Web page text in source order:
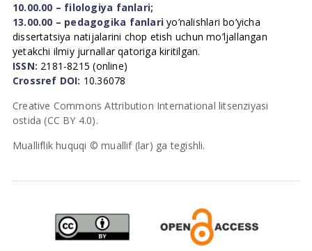
10.00.00 – filologiya fanlari;
13.00.00 – pedagogika fanlari yo’nalishlari bo’yicha
dissertatsiya natijalarini chop etish uchun mo’ljallangan
yetakchi ilmiy jurnallar qatoriga kiritilgan.
ISSN: 2181-8215 (online)
Crossref DOI: 10.36078
Creative Commons Attribution International litsenziyasi
ostida (CC BY 4.0).
Mualliflik huquqi © muallif (lar) ga tegishli.